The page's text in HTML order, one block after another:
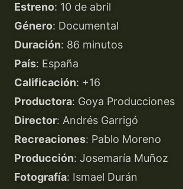
Estreno: 10 de abril
Género: Documental
Duración: 86 minutos
País: España
Calificación: +16
Productora: Goya Producciones
Director: Andrés Garrigó
Recreaciones: Pablo Moreno
Producción: Josemaría Muñoz
Fotografía: Ismael Durán